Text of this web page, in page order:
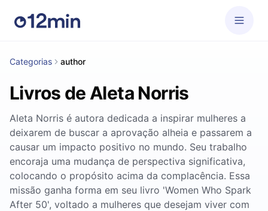
Categorias author
Livros de Aleta Norris
Aleta Norris é autora dedicada a inspirar mulheres a
deixarem de buscar a aprovação alheia e passarem a
causar um impacto positivo no mundo. Seu trabalho
encoraja uma mudança de perspectiva significativa,
colocando o propósito acima da complacência. Essa
missão ganha forma em seu livro 'Women Who Spark
After 50', voltado a mulheres que desejam viver com